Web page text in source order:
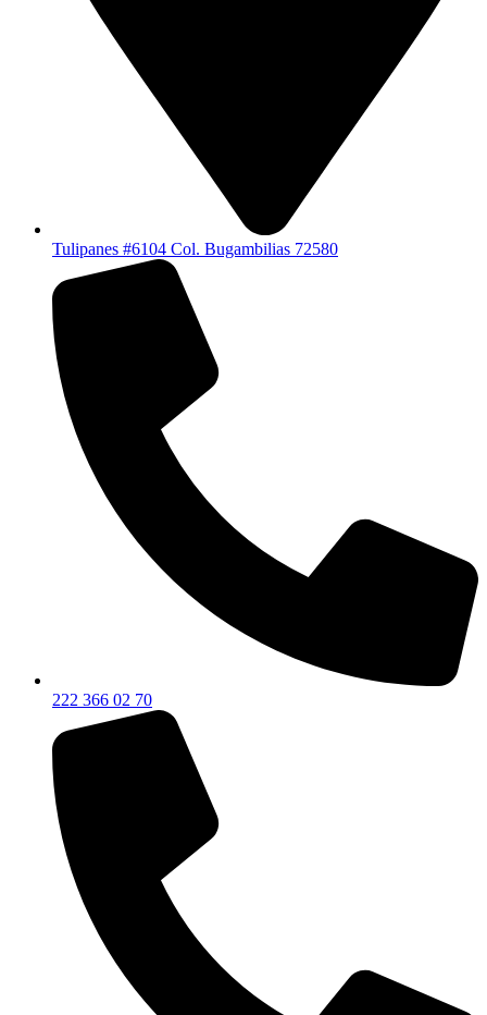
Tulipanes #6104 Col. Bugambilias 72580
222 366 02 70